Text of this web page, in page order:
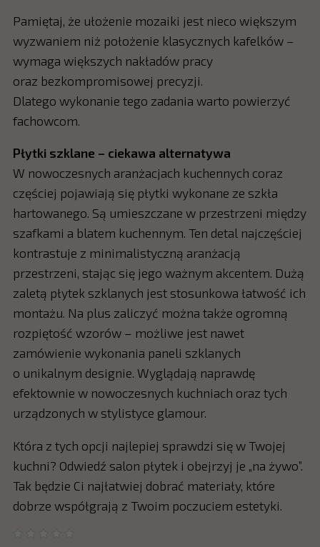
Pamiętaj, że ułożenie mozaiki jest nieco większym
wyzwaniem niż położenie klasycznych kafelków –
wymaga większych nakładów pracy
oraz bezkompromisowej precyzji.
Dlatego wykonanie tego zadania warto powierzyć
fachowcom.
Płytki szklane – ciekawa alternatywa
W nowoczesnych aranżacjach kuchennych coraz
częściej pojawiają się płytki wykonane ze szkła
hartowanego. Są umieszczane w przestrzeni między
szafkami a blatem kuchennym. Ten detal najczęściej
kontrastuje z minimalistyczną aranżacją
przestrzeni, stając się jego ważnym akcentem. Dużą
zaletą płytek szklanych jest stosunkowa łatwość ich
montażu. Na plus zaliczyć można także ogromną
rozpiętość wzorów – możliwe jest nawet
zamówienie wykonania paneli szklanych
o unikalnym designie. Wyglądają naprawdę
efektownie w nowoczesnych kuchniach oraz tych
urządzonych w stylistyce glamour.
Która z tych opcji najlepiej sprawdzi się w Twojej
kuchni? Odwiedź salon płytek i obejrzyj je „na żywo”.
Tak będzie Ci najłatwiej dobrać materiały, które
dobrze współgrają z Twoim poczuciem estetyki.